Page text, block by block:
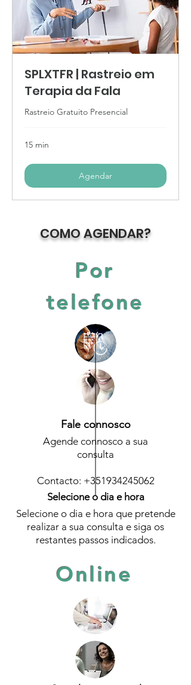
SPLXTFR | Rastreio em
Terapia da Fala
Rastreio Gratuito Presencial
15 min
Agendar
COMO AGENDAR?
Por
telefone
Fale connosco
Agende connosco a sua
consulta
Contacto: +351934245062
Selecione o dia e hora
Selecione o dia e hora que pretende
realizar a sua consulta e siga os
restantes passos indicados.
Online